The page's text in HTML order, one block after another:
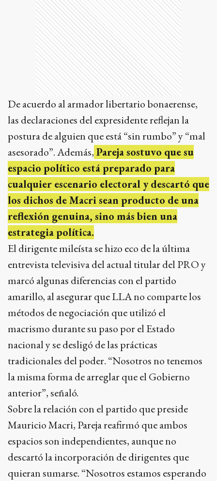
De acuerdo al armador libertario bonaerense,
las declaraciones del expresidente reflejan la
postura de alguien que está “sin rumbo” y “mal
asesorado”. Además, Pareja sostuvo que su
espacio político está preparado para
cualquier escenario electoral y descartó que
los dichos de Macri sean producto de una
reflexión genuina, sino más bien una
estrategia política.
El dirigente mileísta se hizo eco de la última
entrevista televisiva del actual titular del PRO y
marcó algunas diferencias con el partido
amarillo, al asegurar que LLA no comparte los
métodos de negociación que utilizó el
macrismo durante su paso por el Estado
nacional y se desligó de las prácticas
tradicionales del poder. “Nosotros no tenemos
la misma forma de arreglar que el Gobierno
anterior”, señaló.
Sobre la relación con el partido que preside
Mauricio Macri, Pareja reafirmó que ambos
espacios son independientes, aunque no
descartó la incorporación de dirigentes que
quieran sumarse. “Nosotros estamos esperando